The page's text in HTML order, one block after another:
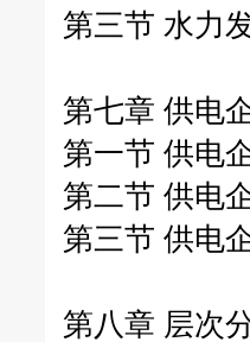
第三节 水力
第七章 供电
第一节 供电
第二节 供电
第三节 供电
第八章 层次